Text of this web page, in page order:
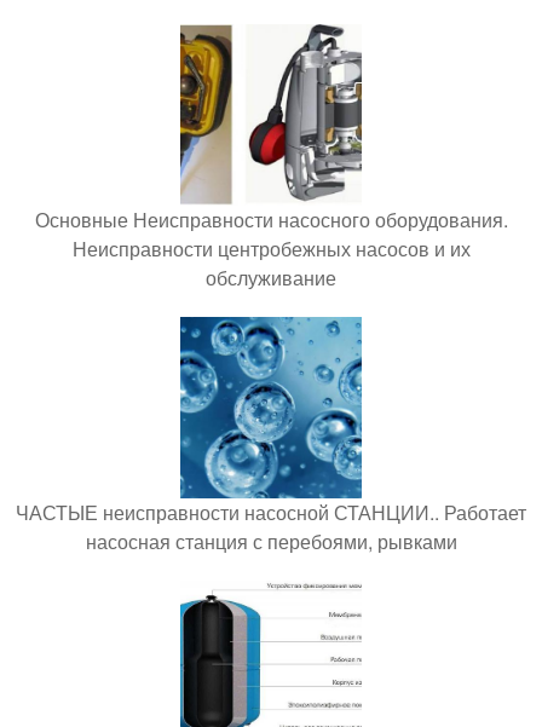
Основные Неисправности насосного оборудования.
Неисправности центробежных насосов и их
обслуживание
ЧАСТЫЕ неисправности насосной СТАНЦИИ.. Работает
насосная станция с перебоями, рывками